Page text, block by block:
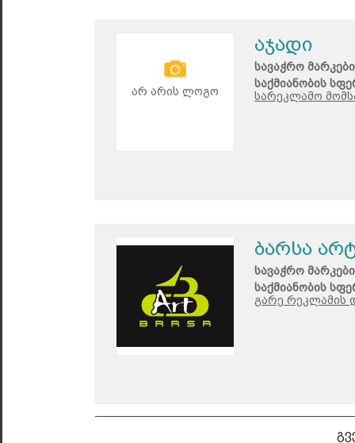
არ არის ლოგო
აჯადი
სავაჭრო
საქმიანობის
სარეკლამო
ბარსა
სავაჭრო
საქმიანობის
გარე რეკლამის